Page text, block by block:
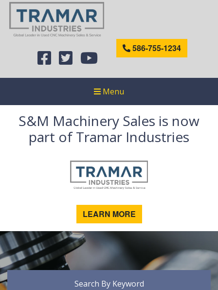
586-755-1234
Menu
S&M Machinery Sales is now
part of Tramar Industries
LEARN MORE
Search By Keyword